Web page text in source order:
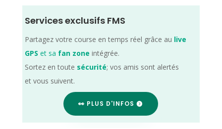
Services exclusifs FMS
Partagez votre course en temps réel grâce au live
GPS et sa fan zone intégrée.
Sortez en toute sécurité; vos amis sont alertés
et vous suivent.
👀 PLUS D'INFOS